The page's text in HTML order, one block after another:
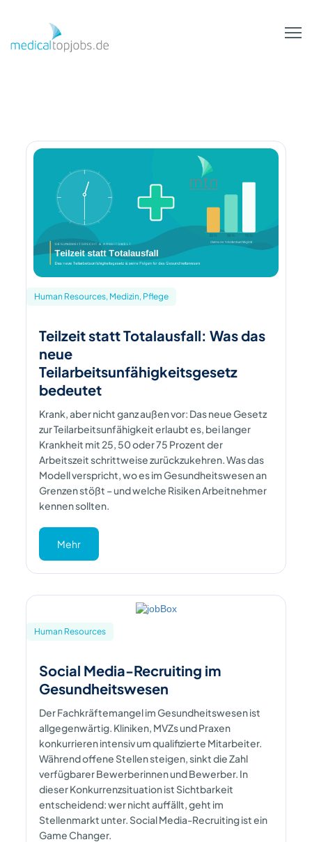
Human Resources, Medizin, Pflege
Teilzeit statt Totalausfall: Was das
neue
Teilarbeitsunfähigkeitsgesetz
bedeutet
Krank, aber nicht ganz außen vor: Das neue Gesetz
zur Teilarbeitsunfähigkeit erlaubt es, bei langer
Krankheit mit 25, 50 oder 75 Prozent der
Arbeitszeit schrittweise zurückzukehren. Was das
Modell verspricht, wo es im Gesundheitswesen an
Grenzen stößt – und welche Risiken Arbeitnehmer
kennen sollten.
Mehr
Human Resources
Social Media-Recruiting im
Gesundheitswesen
Der Fachkräftemangel im Gesundheitswesen ist
allgegenwärtig. Kliniken, MVZs und Praxen
konkurrieren intensiv um qualifizierte Mitarbeiter.
Während offene Stellen steigen, sinkt die Zahl
verfügbarer Bewerberinnen und Bewerber. In
dieser Konkurrenzsituation ist Sichtbarkeit
entscheidend: wer nicht auffällt, geht im
Stellenmarkt unter. Social Media-Recruiting ist ein
Game Changer.